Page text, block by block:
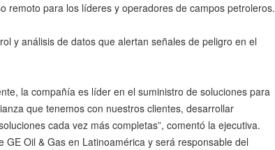
remoto para los líderes y operadores de campos petroleros.
y análisis de datos que alertan señales de peligro en el
la compañía es líder en el suministro de soluciones para
que tenemos con nuestros clientes, desarrollar
cada vez más completas”, comentó la ejecutiva.
Oil & Gas en Latinoamérica y será responsable del